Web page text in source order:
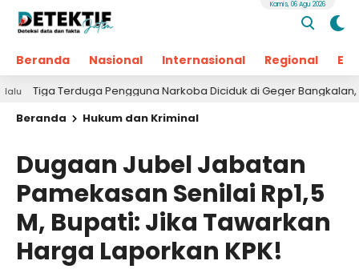
Beranda Nasional Internasional Regional
Kamis, 06 Agu 2026
Pengguna Narkoba Diciduk di Geger Bangkalan, Polisi
Beranda
Hukum dan Kriminal
Dugaan Jubel Jabatan
Pamekasan Senilai Rp1,5
M, Bupati: Jika Tawarkan
Harga Laporkan KPK!